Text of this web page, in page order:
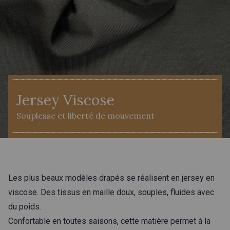
Jersey Viscose
Souplesse et liberté de mouvement
Les plus beaux modèles drapés se réalisent en jersey en
viscose. Des tissus en maille doux, souples, fluides avec
du poids.
Confortable en toutes saisons, cette matière permet à la